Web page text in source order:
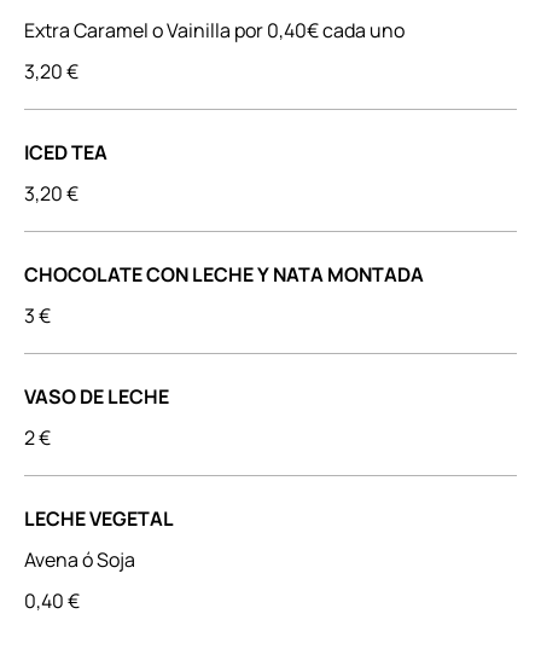
Extra Caramel o Vainilla por 0,40€ cada uno
3,20 €
ICED TEA
3,20 €
CHOCOLATE CON LECHE Y NATA MONTADA
3 €
VASO DE LECHE
2 €
LECHE VEGETAL
Avena ó Soja
0,40 €